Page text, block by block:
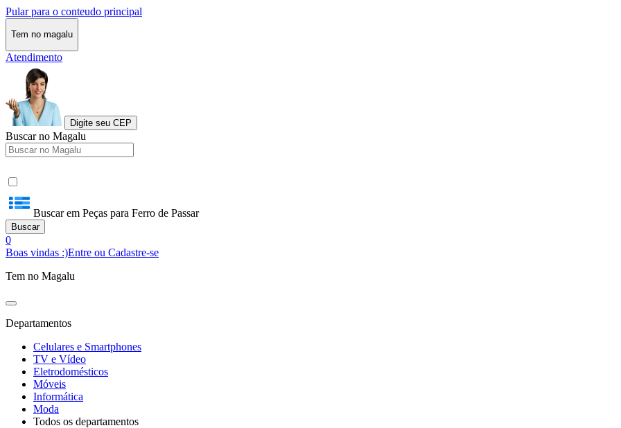
Pular para o conteudo principal
Tem no magalu
Atendimento
Digite seu CEP
Buscar no Magalu
Buscar em Peças para Ferro de Passar
Buscar
0
Boas vindas :)Entre ou Cadastre-se
Tem no Magalu
Departamentos
Celulares e Smartphones
TV e Vídeo
Eletrodomésticos
Móveis
Informática
Moda
Todos os departamentos